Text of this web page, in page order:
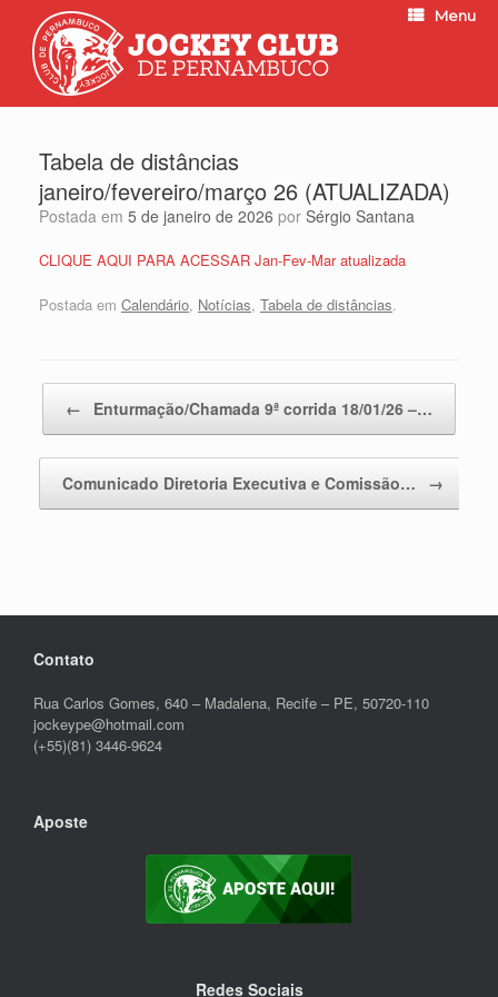
Menu
Tabela de distâncias
janeiro/fevereiro/março 26 (ATUALIZADA)
Postada em 5 de janeiro de 2026 por Sérgio Santana
CLIQUE AQUI PARA ACESSAR Jan-Fev-Mar atualizada
Postada em Calendário, Notícias, Tabela de distâncias.
← Enturmação/Chamada 9ª corrida 18/01/26 –…
Comunicado Diretoria Executiva e Comissão… →
Contato
Rua Carlos Gomes, 640 – Madalena, Recife – PE, 50720-110
jockeype@hotmail.com
(+55)(81) 3446-9624
Aposte
Redes Sociais